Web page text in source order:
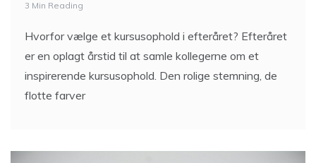
3 Min Reading
Hvorfor vælge et kursusophold i efteråret? Efteråret
er en oplagt årstid til at samle kollegerne om et
inspirerende kursusophold. Den rolige stemning, de
flotte farver